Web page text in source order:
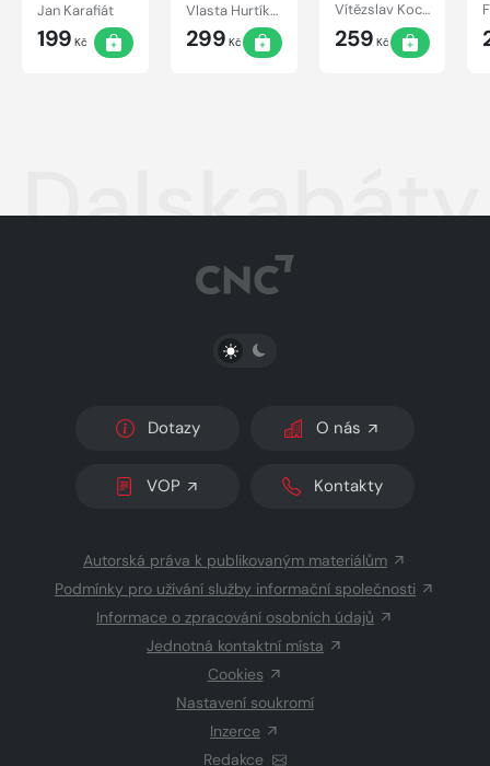
Jan Karafiát
199 Kč
kočičky
Vlasta Hurtíková
299 Kč
světa
Vítězslav Kocourek
259 Kč
PŘEPNOUT SVĚTLÝ/TMAVÝ REŽIM
Dotazy O nás
VOP Kontakty
Autorská práva k publikovaným materiálům
Podmínky pro užívání služby informační společnosti
Informace o zpracování osobních údajů
Jednotná kontaktní místa
Cookies
Nastavení soukromí
Inzerce
Redakce